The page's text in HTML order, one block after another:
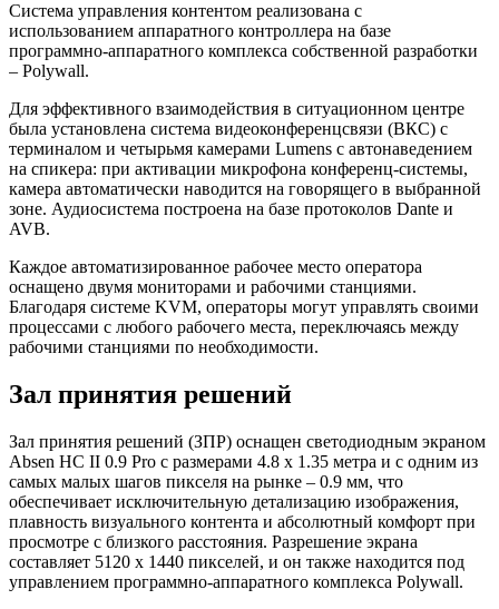
Система управления контентом реализована с
использованием аппаратного контроллера на базе
программно-аппаратного комплекса собственной разработки
– Polywall.
Для эффективного взаимодействия в ситуационном центре
была установлена система видеоконференцсвязи (ВКС) с
терминалом и четырьмя камерами Lumens с автонаведением
на спикера: при активации микрофона конференц-системы,
камера автоматически наводится на говорящего в выбранной
зоне. Аудиосистема построена на базе протоколов Dante и
AVB.
Каждое автоматизированное рабочее место оператора
оснащено двумя мониторами и рабочими станциями.
Благодаря системе KVM, операторы могут управлять своими
процессами с любого рабочего места, переключаясь между
рабочими станциями по необходимости.
Зал принятия решений
Зал принятия решений (ЗПР) оснащен светодиодным экраном
Absen HC II 0.9 Pro с размерами 4.8 х 1.35 метра и с одним из
самых малых шагов пикселя на рынке – 0.9 мм, что
обеспечивает исключительную детализацию изображения,
плавность визуального контента и абсолютный комфорт при
просмотре с близкого расстояния. Разрешение экрана
составляет 5120 х 1440 пикселей, и он также находится под
управлением программно-аппаратного комплекса Polywall.